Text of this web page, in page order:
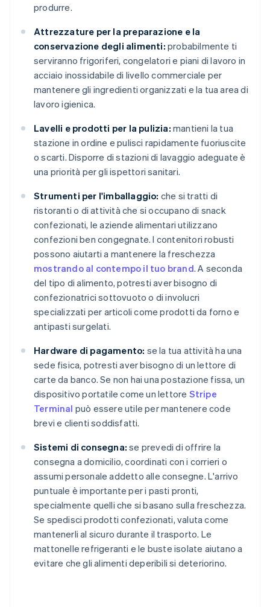
produrre.
Attrezzature per la preparazione e la
conservazione degli alimenti: probabilmente ti
serviranno frigoriferi, congelatori e piani di lavoro in
acciaio inossidabile di livello commerciale per
mantenere gli ingredienti organizzati e la tua area di
lavoro igienica.
Lavelli e prodotti per la pulizia: mantieni la tua
stazione in ordine e pulisci rapidamente fuoriuscite
o scarti. Disporre di stazioni di lavaggio adeguate è
una priorità per gli ispettori sanitari.
Strumenti per l'imballaggio: che si tratti di
ristoranti o di attività che si occupano di snack
confezionati, le aziende alimentari utilizzano
confezioni ben congegnate. I contenitori robusti
possono aiutarti a mantenere la freschezza
mostrando al contempo il tuo brand. A seconda
del tipo di alimento, potresti aver bisogno di
confezionatrici sottovuoto o di involucri
specializzati per articoli come prodotti da forno e
antipasti surgelati.
Hardware di pagamento: se la tua attività ha una
sede fisica, potresti aver bisogno di un lettore di
carte da banco. Se non hai una postazione fissa, un
dispositivo portatile come un lettore Stripe
Terminal può essere utile per mantenere code
brevi e clienti soddisfatti.
Sistemi di consegna: se prevedi di offrire la
consegna a domicilio, coordinati con i corrieri o
assumi personale addetto alle consegne. L'arrivo
puntuale è importante per i pasti pronti,
specialmente quelli che si basano sulla freschezza.
Se spedisci prodotti confezionati, valuta come
mantenerli al sicuro durante il trasporto. Le
mattonelle refrigeranti e le buste isolate aiutano a
evitare che gli alimenti deperibili si deteriorino.